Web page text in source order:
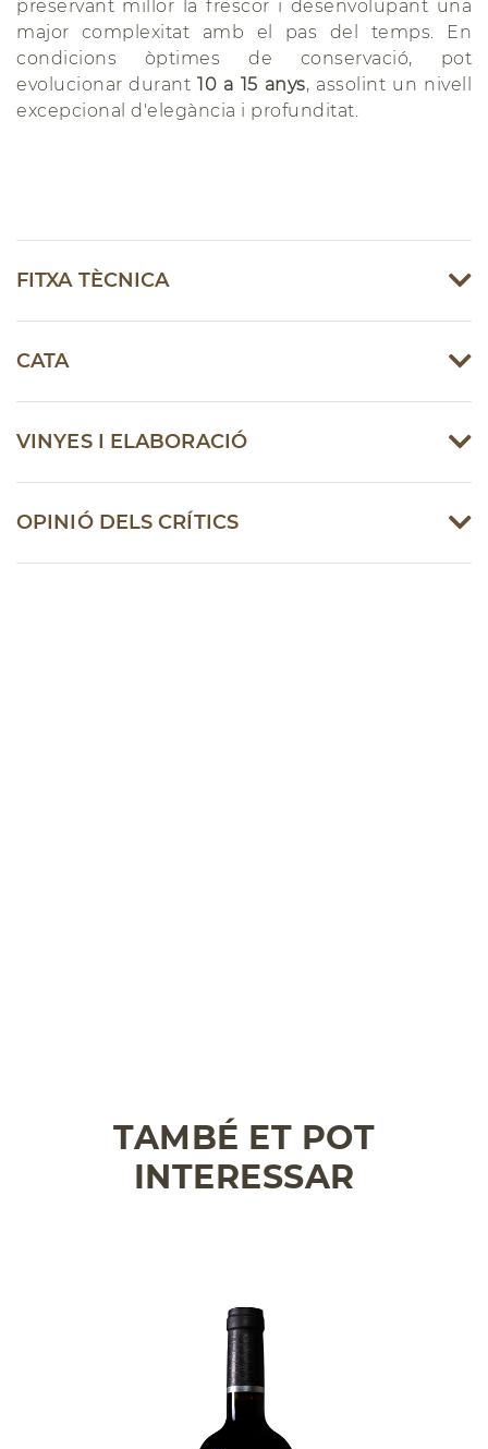
preservant millor la frescor i desenvolupant una
major complexitat amb el pas del temps. En
condicions òptimes de conservació, pot
evolucionar durant10 a 15 anys, assolint un nivell
excepcional d'elegància i profunditat.
FITXA TÈCNICA
CATA
VINYES I ELABORACIÓ
OPINIÓ DELS CRÍTICS
TAMBÉ ET POT
INTERESSAR